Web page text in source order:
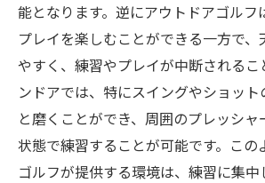
厚木市鳶尾で叶う充実した
リアルなコース体験が可能厚木
新シミュレーターでスキルアッ
実際のコースに匹敵する体験
スキルアップを支えるシミュ
リアルなフィードバックの
能となります。逆にアウトドアゴルフ
プレイを楽しむことができる一方で
やすく、練習やプレイが中断されるこ
ンドアでは、特にスイングやショット
と磨くことができ、周囲のプレッシ
状態で練習することが可能です。この
ゴルフが提供する環境は、練習に集